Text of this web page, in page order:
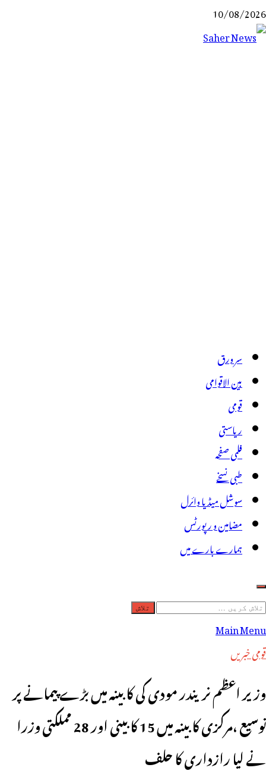
Skip
to
10/08/2026
سر ورق
بین الاقوامی
قومی
ریاستی
فلمی صفحہ
طبی نسخے
سوشل میڈیا وائرل
مضامین و رپورٹس
ہمارے بارے میں
تلاش
کریں
برائے:
Main Menu
قومی خبریں
وزیر اعظم نریندر مودی کی کابینہ میں بڑے پیمانے پر
توسیع ،مرکزی کابینہ میں 15 کابینی اور 28 مملکتی وزرا
نے لیا رازداری کا حلف